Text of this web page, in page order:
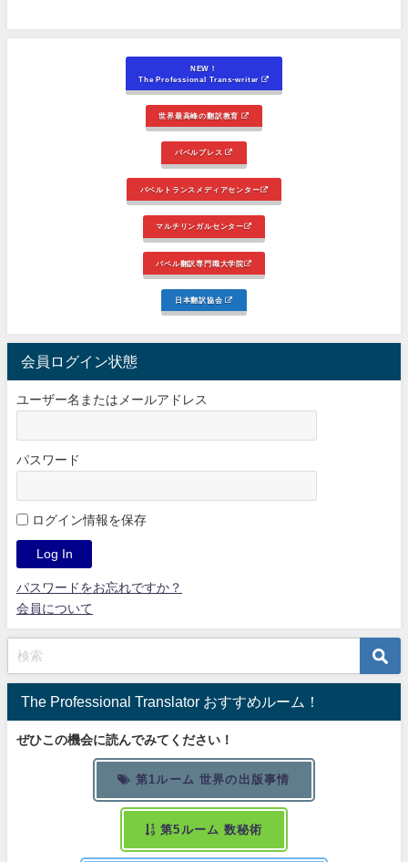
NEW！
The Professional Trans-writer
世界最高峰の翻訳教育
バベルプレス
バベルトランスメディアセンター
マルチリンガルセンター
バベル翻訳専門職大学院
日本翻訳協会
会員ログイン状態
ユーザー名またはメールアドレス
パスワード
ログイン情報を保存
パスワードをお忘れですか？
会員について
The Professional Translator おすすめルーム！
ぜひこの機会に読んでみてください！
第1ルーム 世界の出版事情
第5ルーム 数秘術